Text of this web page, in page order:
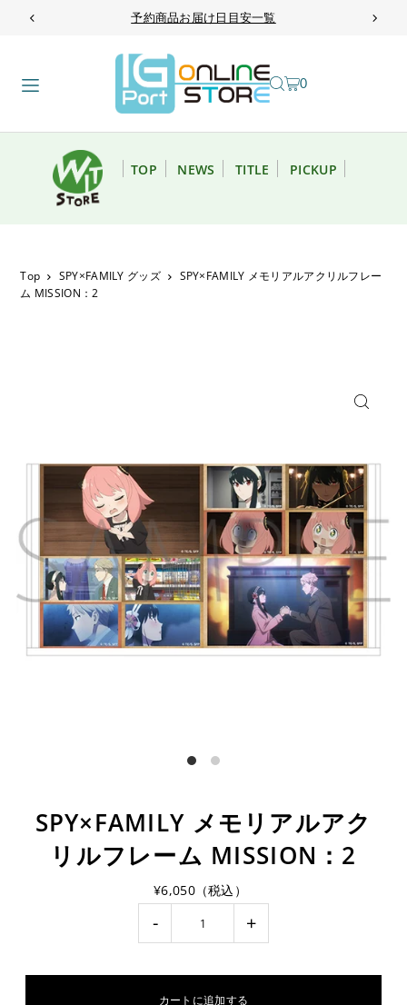
TRANSLATION MISSING: JA.ACCESSIBILITY.SKIP_TO_TEXT
予約商品お届け日目安一覧
0
TOP NEWS TITLE PICKUP
Top SPY×FAMILY グッズ
SPY×FAMILY メモリアルアクリルフレー
ム MISSION：2
SPY×FAMILY メモリアルアク
リルフレーム MISSION：2
¥6,050（税込）
- +